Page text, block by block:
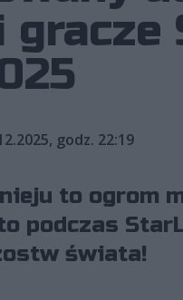
gracze
godz. 22:19
to ogrom
podczas
świata!